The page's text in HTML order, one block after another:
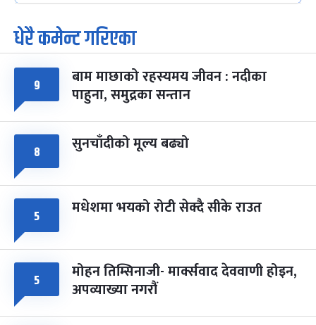
७
आइत
पूर्णिमा व्रत
चैत्र ७, २०८३-Mar 21, 2027
८
सोम
फागुपूर्णिमा
चैत्र ८, २०८३-Mar 22, 2027
७ महिना बाँकी
धेरै कमेन्ट गरिएका
९ बाम माछाको रहस्यमय जीवन : नदीका
पाहुना, समुद्रका सन्तान
८ सुनचाँदीको मूल्य बढ्यो
५ मधेशमा भयको रोटी सेक्दै सीके राउत
५ मोहन तिम्सिनाजी- मार्क्सवाद देववाणी होइन,
अपव्याख्या नगरौं